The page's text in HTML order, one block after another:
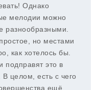
Однако
мелодии можно
разнообразными.
но местами
как хотелось бы.
подправят это в
целом, есть с чего
ещё